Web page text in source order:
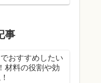
事
おすすめしたい
材料の役割や効